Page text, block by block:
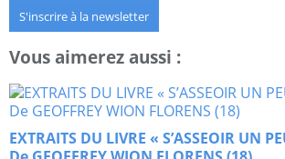
S'inscrire à la newsletter
Vous aimerez aussi :
EXTRAITS DU LIVRE « S’ASSEOIR UN